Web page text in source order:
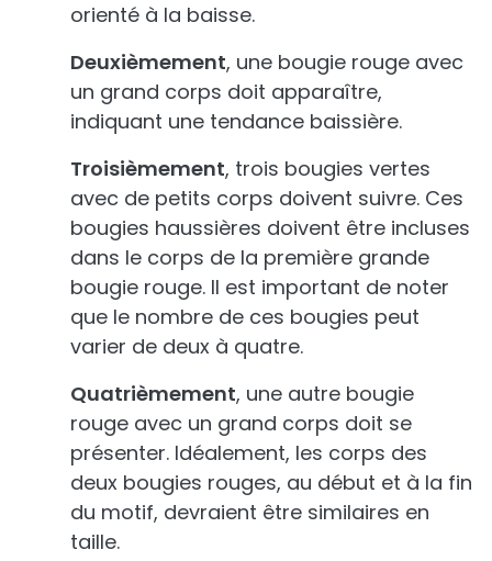
orienté à la baisse.
Deuxièmement, une bougie rouge avec
un grand corps doit apparaître,
indiquant une tendance baissière.
Troisièmement, trois bougies vertes
avec de petits corps doivent suivre. Ces
bougies haussières doivent être incluses
dans le corps de la première grande
bougie rouge. Il est important de noter
que le nombre de ces bougies peut
varier de deux à quatre.
Quatrièmement, une autre bougie
rouge avec un grand corps doit se
présenter. Idéalement, les corps des
deux bougies rouges, au début et à la fin
du motif, devraient être similaires en
taille.